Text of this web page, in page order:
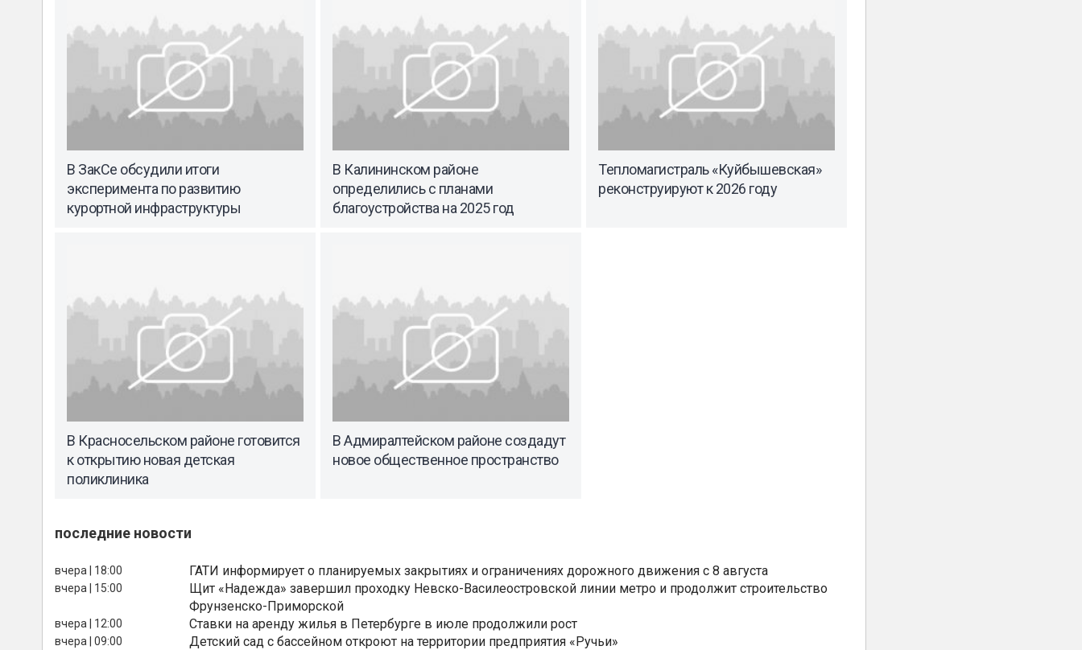
В ЗакСе обсудили итоги
эксперимента по развитию
курортной инфраструктуры
В Калининском районе
определились с планами
благоустройства на 2025 год
Тепломагистраль «Куйбышевская»
реконструируют к 2026 году
В Красносельском районе готовится
к открытию новая детская
поликлиника
В Адмиралтейском районе создадут
новое общественное пространство
последние новости
вчера | 18:00 ГАТИ информирует о планируемых закрытиях и ограничениях дорожного движения с 8 августа
вчера | 15:00
Щит «Надежда» завершил проходку Невско-Василеостровской линии метро и продолжит строительство
Фрунзенско-Приморской
вчера | 12:00 Ставки на аренду жилья в Петербурге в июле продолжили рост
вчера | 09:00 Детский сад с бассейном откроют на территории предприятия «Ручьи»